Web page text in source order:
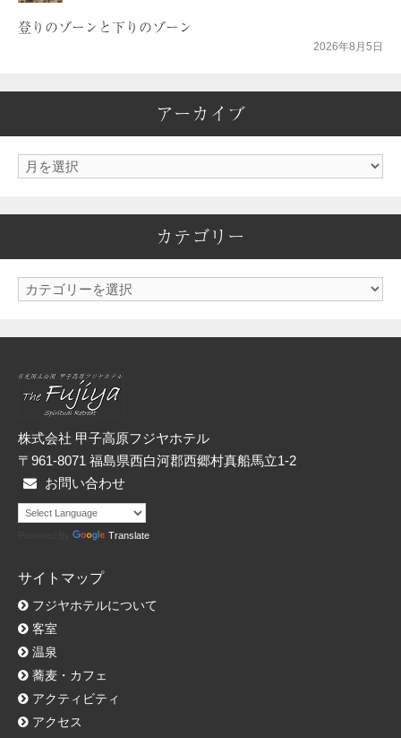
登りのゾーンと下りのゾーン
2026年8月5日
アーカイブ
ア
カテゴリー
カ
ー
株式会社 甲子高原フジヤホテル
〒961-8071 福島県西白河郡西郷村真船馬立1-2
お問い合わせ
Translate
サイトマップ
フジヤホテルについて
客室
温泉
蕎麦・カフェ
アクティビティ
アクセス